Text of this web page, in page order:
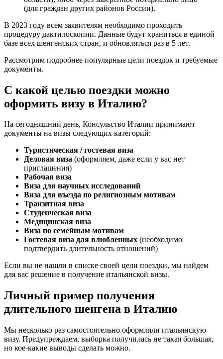
(для граждан других районов России).
В 2023 году всем заявителям необходимо проходить
процедуру дактилоскопии. Данные будут храниться в единой
базе всех шенгенских стран, и обновляться раз в 5 лет.
Рассмотрим подробнее популярные цели поездок и требуемые
документы.
С какой целью поездки можно
оформить визу в Италию?
На сегодняшний день, Консульство Италии принимают
документы на визы следующих категорий:
Туристическая / гостевая виза
Деловая виза (оформляем, даже если у вас нет
приглашения)
Рабочая виза
Виза для научных исследований
Виза для въезда по религиозным мотивам
Транзитная виза
Студенческая виза
Медицинская виза
Виза по семейным мотивам
Гостевая виза для влюбленных (необходимо
подтвердить длительность отношений)
Если вы не нашли в списке своей цели поездки, мы найдем
для вас решение в получение итальянской визы.
Личный пример получения
длительного шенгена в Италию
Мы несколько раз самостоятельно оформляли итальянскую
визу. Предупреждаем, выборка получилась не такая большая,
но кое-какие выводы сделать можно.